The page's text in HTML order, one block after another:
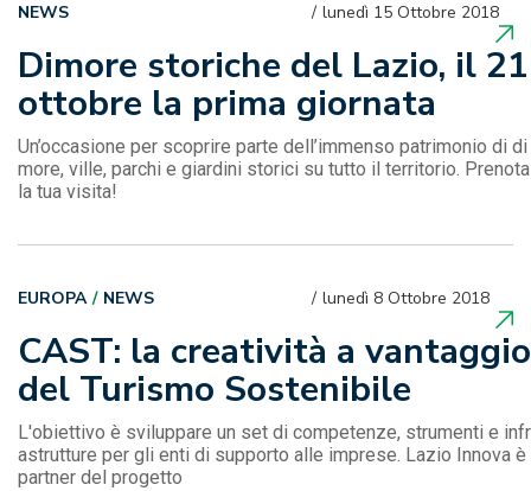
Dimore storiche del Lazio, il 21
ottobre la prima giornata
lunedì 15 Ottobre 2018
NEWS
Un’occasione per scoprire parte dell’immenso patrimonio di di
more, ville, parchi e giardini storici su tutto il territorio. Prenota
la tua visita!
CAST: la creatività a vantaggio
del Turismo Sostenibile
lunedì 8 Ottobre 2018
EUROPA NEWS
L'obiettivo è sviluppare un set di competenze, strumenti e infr
astrutture per gli enti di supporto alle imprese. Lazio Innova è
partner del progetto